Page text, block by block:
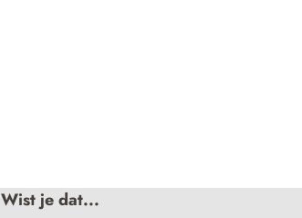
Wist je dat...